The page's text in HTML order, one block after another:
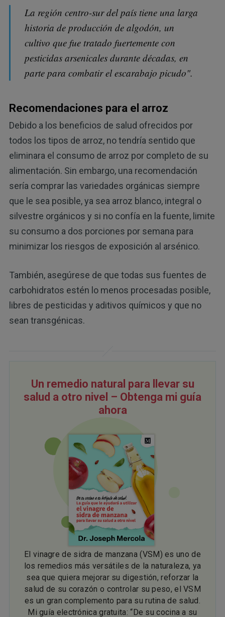
La región centro-sur del país tiene una larga
historia de producción de algodón, un
cultivo que fue tratado fuertemente con
pesticidas arsenicales durante décadas, en
parte para combatir el escarabajo picudo".
Recomendaciones para el arroz
Debido a los beneficios de salud ofrecidos por
todos los tipos de arroz, no tendría sentido que
eliminara el consumo de arroz por completo de su
alimentación. Sin embargo, una recomendación
sería comprar las variedades orgánicas siempre
que le sea posible, ya sea arroz blanco, integral o
silvestre orgánicos y si no confía en la fuente, limite
su consumo a dos porciones por semana para
minimizar los riesgos de exposición al arsénico.
También, asegúrese de que todas sus fuentes de
carbohidratos estén lo menos procesadas posible,
libres de pesticidas y aditivos químicos y que no
sean transgénicas.
Un remedio natural para llevar su
salud a otro nivel – Obtenga mi guía
ahora
El vinagre de sidra de manzana (VSM) es uno de
los remedios más versátiles de la naturaleza, ya
sea que quiera mejorar su digestión, reforzar la
salud de su corazón o controlar su peso, el VSM
es un gran complemento para su rutina de salud.
Mi guía electrónica gratuita: “De su cocina a su